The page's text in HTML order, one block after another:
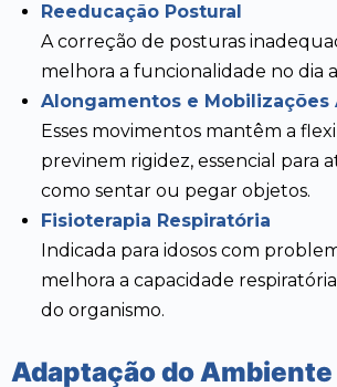
Reeducação Postural
A correção de posturas
melhora a funcionalidade no dia
Alongamentos e Mobilizações
Esses movimentos mantêm a
previnem rigidez, essencial para
como sentar ou pegar objetos.
Fisioterapia Respiratória
Indicada para idosos com
melhora a capacidade
do organismo.
Adaptação do Ambiente